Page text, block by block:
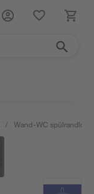
/ Wand-WC spülrandlos